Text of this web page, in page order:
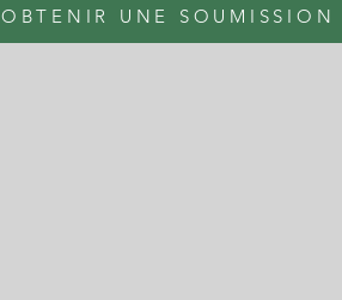
OBTENIR UNE SOUMISSION